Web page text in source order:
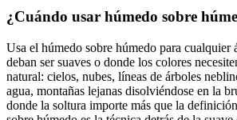
¿Cuándo usar húmedo sobre
Usa el húmedo sobre húmedo para cualquier
deban ser suaves o donde los colores
natural: cielos, nubes, líneas de árboles
agua, montañas lejanas disolviéndose en la
donde la soltura importe más que la